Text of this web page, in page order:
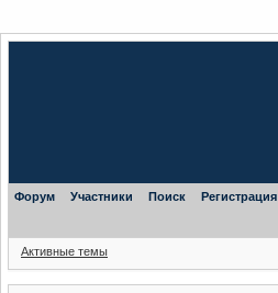
Форум Участники Поиск Регистрация
Активные темы